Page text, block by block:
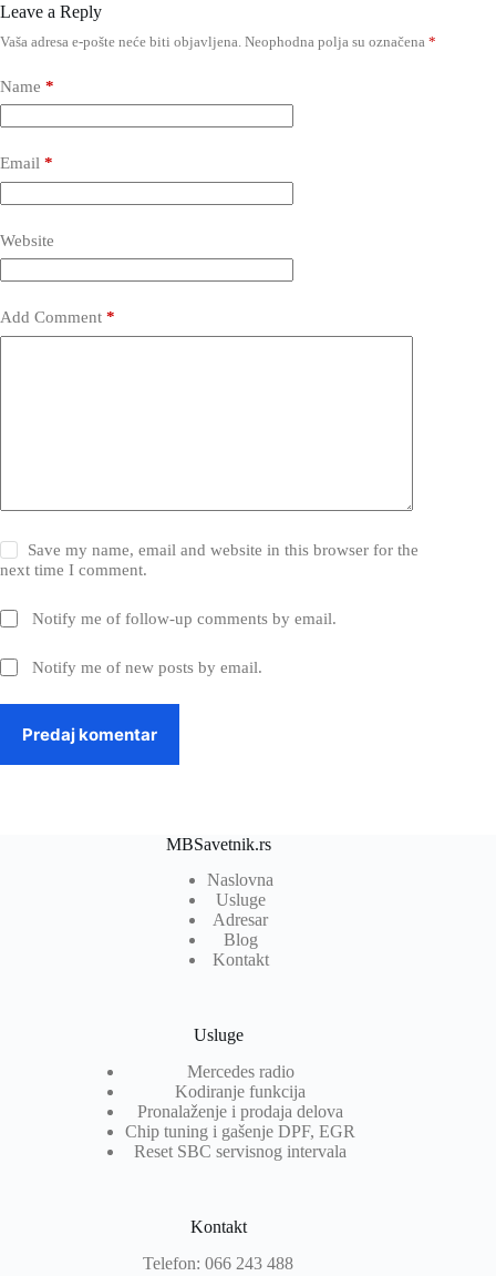
Leave a Reply
Vaša adresa e-pošte neće biti objavljena. Neophodna polja su označena *
Name *
Email *
Website
Add Comment *
Save my name, email and website in this browser for the
next time I comment.
Notify me of follow-up comments by email.
Notify me of new posts by email.
Predaj komentar
MBSavetnik.rs
Naslovna
Usluge
Adresar
Blog
Kontakt
Usluge
Mercedes radio
Kodiranje funkcija
Pronalaženje i prodaja delova
Chip tuning i gašenje DPF, EGR
Reset SBC servisnog intervala
Kontakt
Telefon: 066 243 488